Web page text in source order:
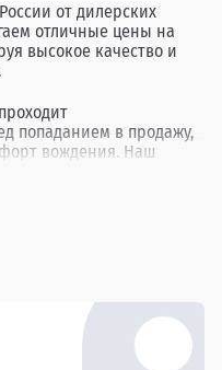
от дилерских
отличные цены на
высокое качество и
попаданием в продажу,
вождения. Наш
вариант для